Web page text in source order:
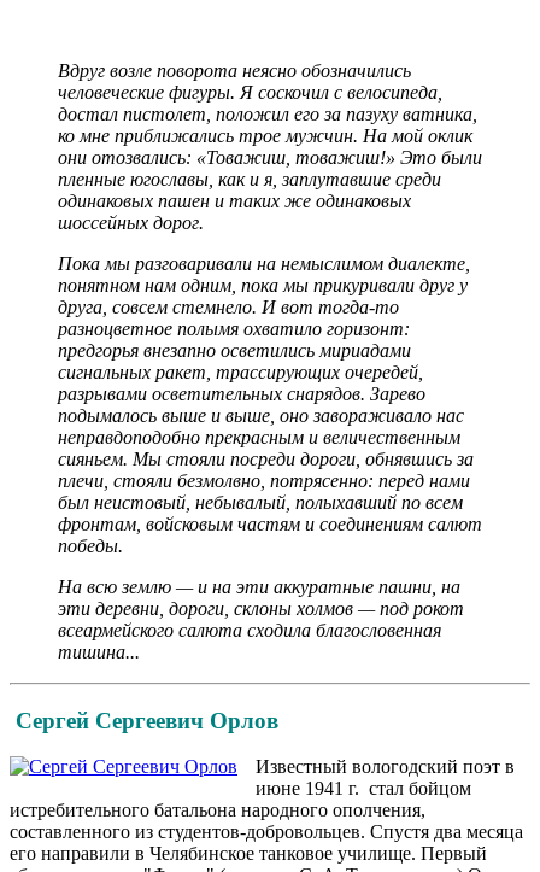
Вдруг возле поворота неясно обозначились
человеческие фигуры. Я соскочил с велосипеда,
достал пистолет, положил его за пазуху ватника,
ко мне приближались трое мужчин. На мой оклик
они отозвались: «Товажиш, товажиш!» Это были
пленные югославы, как и я, заплутавшие среди
одинаковых пашен и таких же одинаковых
шоссейных дорог.
Пока мы разговаривали на немыслимом диалекте,
понятном нам одним, пока мы прикуривали друг у
друга, совсем стемнело. И вот тогда-то
разноцветное полымя охватило горизонт:
предгорья внезапно осветились мириадами
сигнальных ракет, трассирующих очередей,
разрывами осветительных снарядов. Зарево
подымалось выше и выше, оно завораживало нас
неправдоподобно прекрасным и величественным
сияньем. Мы стояли посреди дороги, обнявшись за
плечи, стояли безмолвно, потрясенно: перед нами
был неистовый, небывалый, полыхавший по всем
фронтам, войсковым частям и соединениям салют
победы.
На всю землю — и на эти аккуратные пашни, на
эти деревни, дороги, склоны холмов — под рокот
всеармейского салюта сходила благословенная
тишина...
Сергей Сергеевич Орлов
Известный вологодский поэт в
июне 1941 г. стал бойцом
истребительного батальона народного ополчения,
составленного из студентов-добровольцев. Спустя два месяца
его направили в Челябинское танковое училище. Первый